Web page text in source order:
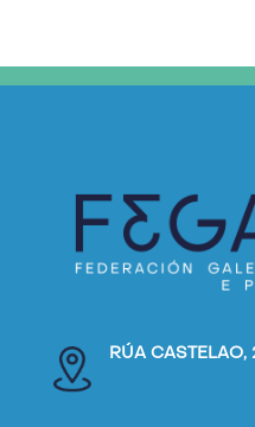
RÚA CASTELAO,